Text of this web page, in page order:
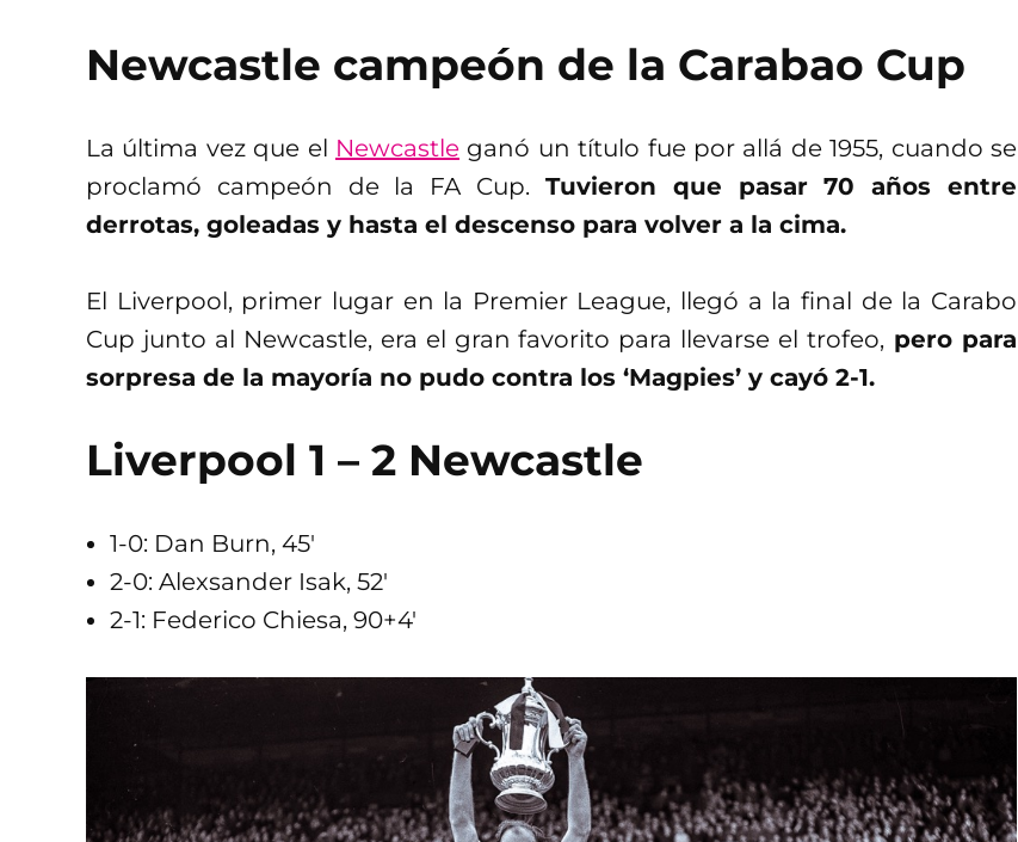
Newcastle campeón de la Carabao Cup
La última vez que el Newcastle ganó un título fue por allá de 1955, cuando se
proclamó campeón de la FA Cup. Tuvieron que pasar 70 años entre
derrotas, goleadas y hasta el descenso para volver a la cima.
El Liverpool, primer lugar en la Premier League, llegó a la final de la Carabo
Cup junto al Newcastle, era el gran favorito para llevarse el trofeo, pero para
sorpresa de la mayoría no pudo contra los ‘Magpies’ y cayó 2-1.
Liverpool 1 – 2 Newcastle
1-0: Dan Burn, 45′
2-0: Alexsander Isak, 52′
2-1: Federico Chiesa, 90+4′